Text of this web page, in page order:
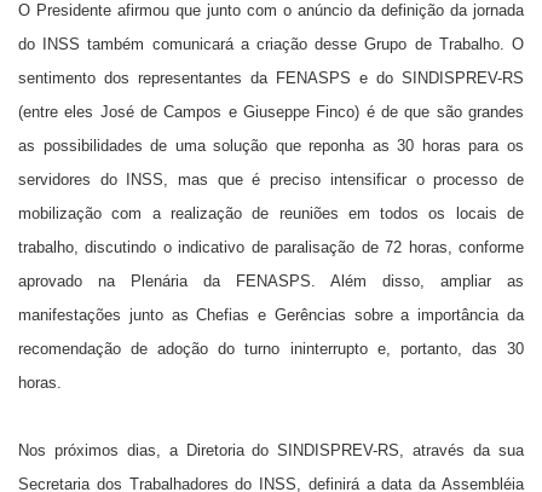
O Presidente afirmou que junto com o anúncio da definição da jornada
do INSS também comunicará a criação desse Grupo de Trabalho. O
sentimento dos representantes da FENASPS e do SINDISPREV-RS
(entre eles José de Campos e Giuseppe Finco) é de que são grandes
as possibilidades de uma solução que reponha as 30 horas para os
servidores do INSS, mas que é preciso intensificar o processo de
mobilização com a realização de reuniões em todos os locais de
trabalho, discutindo o indicativo de paralisação de 72 horas, conforme
aprovado na Plenária da FENASPS. Além disso, ampliar as
manifestações junto as Chefias e Gerências sobre a importância da
recomendação de adoção do turno ininterrupto e, portanto, das 30
horas.
Nos próximos dias, a Diretoria do SINDISPREV-RS, através da sua
Secretaria dos Trabalhadores do INSS, definirá a data da Assembléia